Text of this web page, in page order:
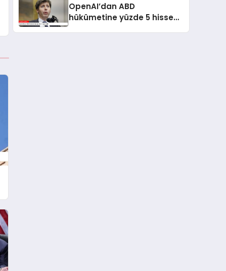
OpenAI’dan ABD
hükümetine yüzde 5 hisse